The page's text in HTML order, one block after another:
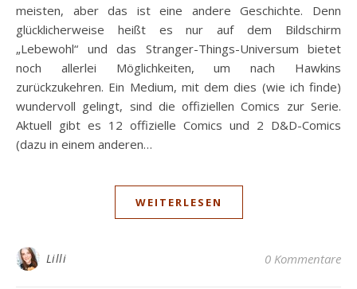
meisten, aber das ist eine andere Geschichte. Denn
glücklicherweise heißt es nur auf dem Bildschirm
„Lebewohl“ und das Stranger-Things-Universum bietet
noch allerlei Möglichkeiten, um nach Hawkins
zurückzukehren. Ein Medium, mit dem dies (wie ich finde)
wundervoll gelingt, sind die offiziellen Comics zur Serie.
Aktuell gibt es 12 offizielle Comics und 2 D&D-Comics
(dazu in einem anderen…
WEITERLESEN
Lilli 0 Kommentare